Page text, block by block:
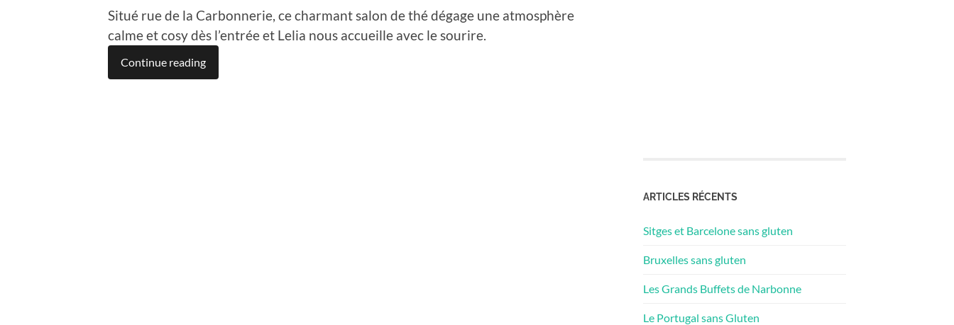
Situé rue de la Carbonnerie, ce charmant salon de thé dégage une atmosphère
calme et cosy dès l’entrée et Lelia nous accueille avec le sourire.
Continue reading
ARTICLES RÉCENTS
Sitges et Barcelone sans gluten
Bruxelles sans gluten
Les Grands Buffets de Narbonne
Le Portugal sans Gluten